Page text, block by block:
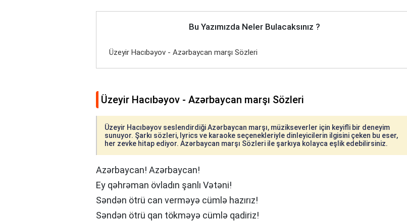
Bu Yazımızda Neler Bulacaksınız ?
Üzeyir Hacıbəyov - Azərbaycan marşı Sözleri
Üzeyir Hacıbəyov - Azərbaycan marşı Sözleri
Üzeyir Hacıbəyov seslendirdiği Azərbaycan marşı, müzikseverler için keyifli bir deneyim
sunuyor. Şarkı sözleri, lyrics ve karaoke seçenekleriyle dinleyicilerin ilgisini çeken bu eser,
her zevke hitap ediyor. Azərbaycan marşı Sözleri ile şarkıya kolayca eşlik edebilirsiniz.
Azərbaycan! Azərbaycan!
Ey qəhrəman övladın şanlı Vətəni!
Səndən ötrü can verməyə cümlə hazırız!
Səndən ötrü qan tökməyə cümlə qadiriz!